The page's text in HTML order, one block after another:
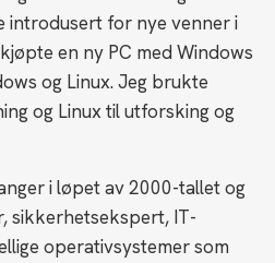
introdusert for nye venner i
en ny PC med Windows
og Linux. Jeg brukte
og Linux til utforsking og
i løpet av 2000-tallet og
sikkerhetsekspert, IT-
operativsystemer som